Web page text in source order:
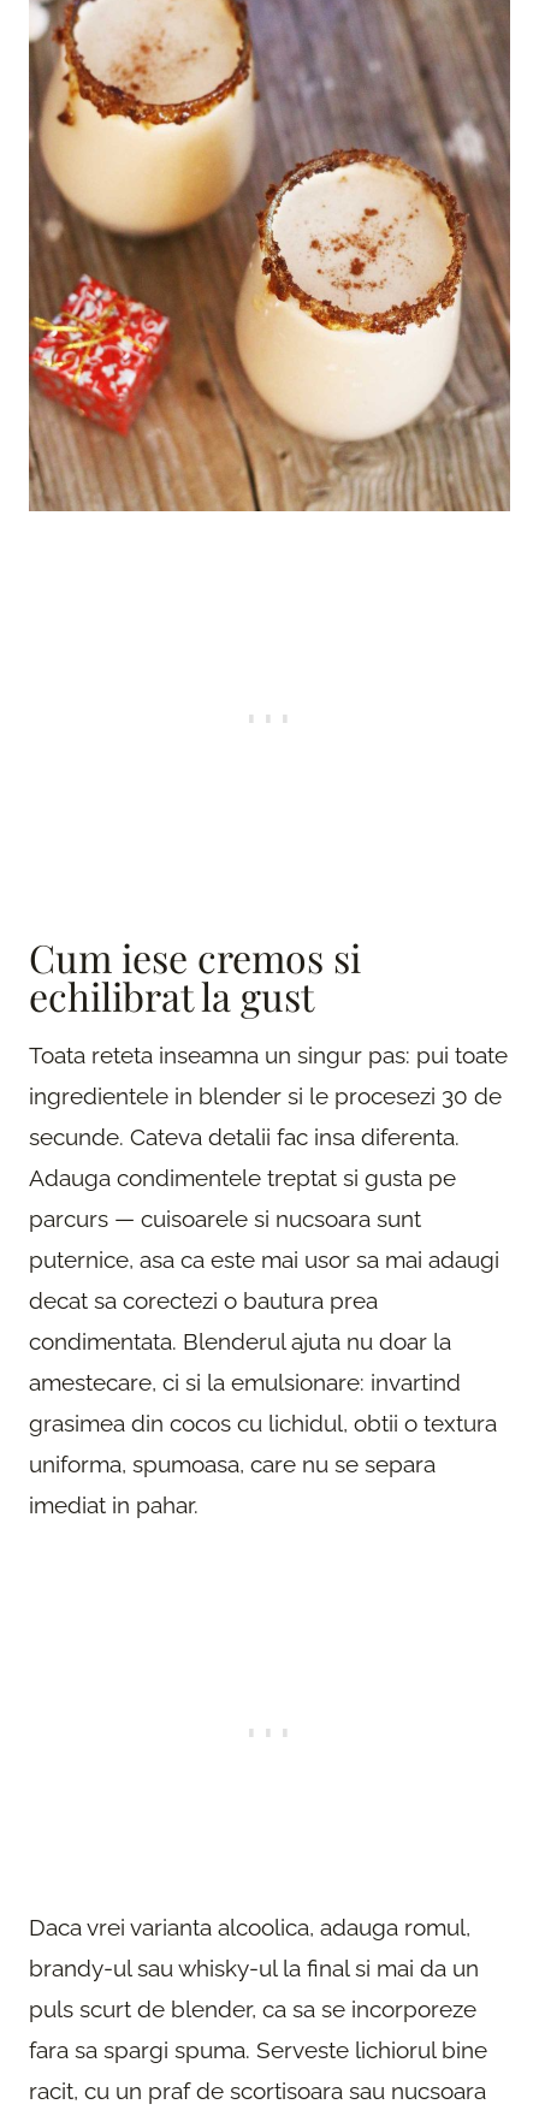
Cum iese cremos si
echilibrat la gust
Toata reteta inseamna un singur pas: pui toate
ingredientele in blender si le procesezi 30 de
secunde. Cateva detalii fac insa diferenta.
Adauga condimentele treptat si gusta pe
parcurs — cuisoarele si nucsoara sunt
puternice, asa ca este mai usor sa mai adaugi
decat sa corectezi o bautura prea
condimentata. Blenderul ajuta nu doar la
amestecare, ci si la emulsionare: invartind
grasimea din cocos cu lichidul, obtii o textura
uniforma, spumoasa, care nu se separa
imediat in pahar.
Daca vrei varianta alcoolica, adauga romul,
brandy-ul sau whisky-ul la final si mai da un
puls scurt de blender, ca sa se incorporeze
fara sa spargi spuma. Serveste lichiorul bine
racit, cu un praf de scortisoara sau nucsoara